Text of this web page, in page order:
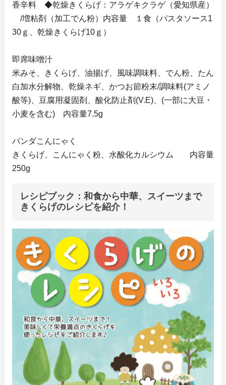
香辛料 ◆乾燥きくらげ：アラゲキクラゲ（愛知県産）
/増粘剤（加工でん粉）内容量 １食（パスタソース1
30ｇ、乾燥きくらげ10ｇ）
即席味噌汁
米みそ、きくらげ、油揚げ、風味調味料、でん粉、たん
白加水分解物、乾燥ネギ、かつお節粉末/調味料(アミノ
酸等)、豆腐用凝固剤、酸化防止剤(V.E)、(一部に大豆・
小麦を含む) 内容量7.5g
パンダこんにゃく
きくらげ、こんにゃく粉、水酸化カルシウム 内容量
250g
レシピブック：和食から中華、スイーツまで
きくらげのレシピを紹介！